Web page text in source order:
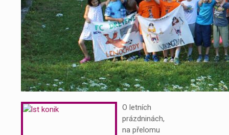
O letních
prázdninách,
na přelomu